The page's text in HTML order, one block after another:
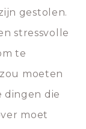
gestolen.
stressvolle
te
moeten
dingen die
moet